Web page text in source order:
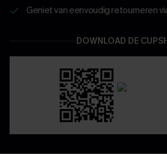
Geniet van eenvoudig retourneren
DOWNLOAD DE